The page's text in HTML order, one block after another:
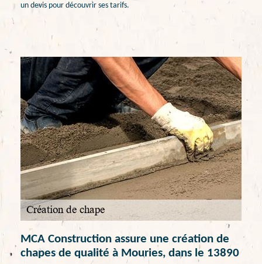
un devis pour découvrir ses tarifs.
MCA Construction assure une création de
chapes de qualité à Mouries, dans le 13890